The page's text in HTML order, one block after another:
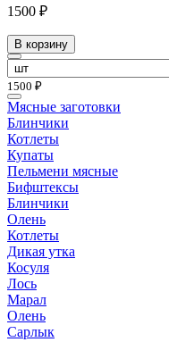
1500 ₽
В корзину
1500 ₽
Мясные заготовки
Блинчики
Котлеты
Купаты
Пельмени мясные
Бифштексы
Блинчики
Олень
Котлеты
Дикая утка
Косуля
Лось
Марал
Олень
Сарлык